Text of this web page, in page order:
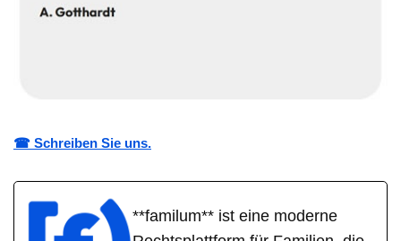
☎ Schreiben Sie uns.
**familum** ist eine moderne